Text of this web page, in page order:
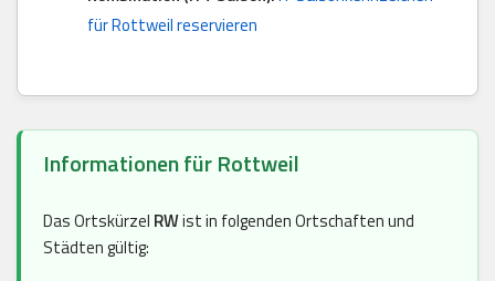
für Rottweil reservieren
Informationen für Rottweil
Das Ortskürzel RWist in folgenden Ortschaften und
Städten gültig: